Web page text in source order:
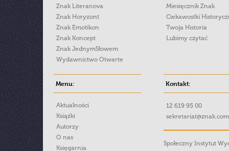
Znak Literanova
Znak Horyzont
Znak Emotikon
Znak Koncept
Znak JednymSłowem
Wydawnictwo Otwarte
Miesięcznik Znak
Ciekawostki
Twoja Historia
Lubimy czytać
Menu:
Aktualności
Książki
Autorzy
O nas
Księgarnia
Kontakt:
12 619 95 00
Społeczny Instytut